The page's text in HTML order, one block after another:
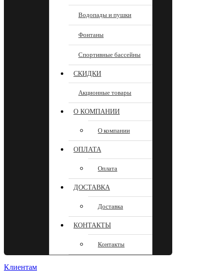
Водопады и пушки
Фонтаны
Спортивные бассейны
СКИДКИ
Акционные товары
О КОМПАНИИ
О компании
ОПЛАТА
Оплата
ДОСТАВКА
Доставка
КОНТАКТЫ
Контакты
Клиентам